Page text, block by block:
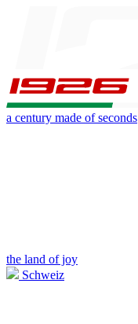
a century made of seconds
the land of joy
Schweiz